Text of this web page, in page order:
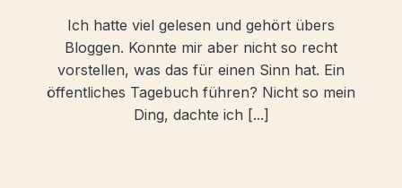
Ich hatte viel gelesen und gehört übers
Bloggen. Konnte mir aber nicht so recht
vorstellen, was das für einen Sinn hat. Ein
öffentliches Tagebuch führen? Nicht so mein
Ding, dachte ich [...]